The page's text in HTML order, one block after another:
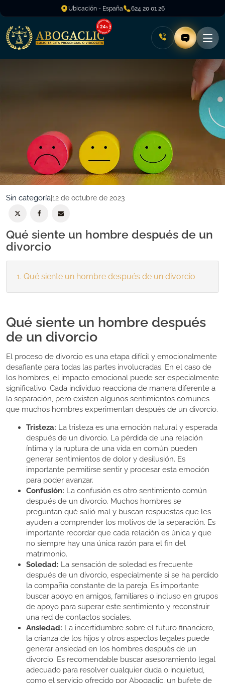
Ubicación - España 624 20 01 26
Sin categoría12 de octubre de 2023
Qué siente un hombre después de un
divorcio
Qué siente un hombre después de un divorcio
Qué siente un hombre después
de un divorcio
El proceso de divorcio es una etapa difícil y emocionalmente
desafiante para todas las partes involucradas. En el caso de
los hombres, el impacto emocional puede ser especialmente
significativo. Cada individuo reacciona de manera diferente a
la separación, pero existen algunos sentimientos comunes
que muchos hombres experimentan después de un divorcio.
Tristeza: La tristeza es una emoción natural y esperada
después de un divorcio. La pérdida de una relación
íntima y la ruptura de una vida en común pueden
generar sentimientos de dolor y desilusión. Es
importante permitirse sentir y procesar esta emoción
para poder avanzar.
Confusión: La confusión es otro sentimiento común
después de un divorcio. Muchos hombres se
preguntan qué salió mal y buscan respuestas que les
ayuden a comprender los motivos de la separación. Es
importante recordar que cada relación es única y que
no siempre hay una única razón para el fin del
matrimonio.
Soledad: La sensación de soledad es frecuente
después de un divorcio, especialmente si se ha perdido
la compañía constante de la pareja. Es importante
buscar apoyo en amigos, familiares o incluso en grupos
de apoyo para superar este sentimiento y reconstruir
una red de contactos sociales.
Ansiedad: La incertidumbre sobre el futuro financiero,
la crianza de los hijos y otros aspectos legales puede
generar ansiedad en los hombres después de un
divorcio. Es recomendable buscar asesoramiento legal
adecuado para resolver cualquier duda o inquietud,
como el servicio ofrecido por Abogaclic, un bufete de